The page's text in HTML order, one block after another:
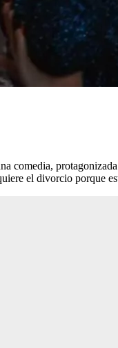
comedia,
el divorcio porque